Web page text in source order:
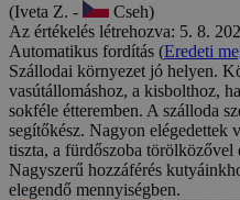
(Iveta Z. -
Cseh)
Az értékelés létrehozva: 5. 8.
Automatikus fordítás (Eredeti
Szállodai környezet jó helyen.
vasútállomáshoz, a kisbolthoz,
sokféle étteremben. A szálloda
segítőkész. Nagyon elégedettek
tiszta, a fürdőszoba törölközővel
Nagyszerű hozzáférés
elegendő mennyiségben.